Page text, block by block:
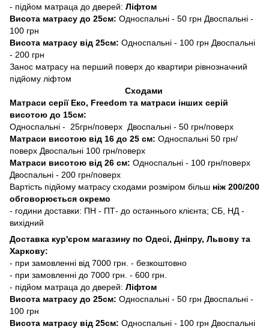
- підйом матраца до дверей: Ліфтом
Висота матрасу до 25см: Односпальні - 50 грн Двоспальні -
100 грн
Висота матрасу від 25см: Односпальні - 100 грн Двоспальні
- 200 грн
Занос матрасу на перший поверх до квартири рівнозначний
підйому ліфтом
Сходами
Матраси серії Еко, Freedom та матраси інших серій
висотою до 15см:
Односпальні - 25грн/поверх Двоспальні - 50 грн/поверх
Матраси висотою від 16 до 25 см: Односпальні 50 грн/
поверх Двоспальні 100 грн/поверх
Матраси висотою від 26 см: Односпальні - 100 грн/поверх
Двоспальні - 200 грн/поверх
Вартість підйому матрасу сходами розміром більш ніж 200/200
обговорюється окремо
- години доставки: ПН - ПТ- до останнього клієнта; СБ, НД -
вихідний
Доставка кур'єром магазину по Одесі, Дніпру, Львову та
Харкову:
- при замовленні від 7000 грн. - безкоштовно
- при замовленні до 7000 грн. - 600 грн.
- підйом матраца до дверей: Ліфтом
Висота матрасу до 25см: Односпальні - 50 грн Двоспальні -
100 грн
Висота матрасу від 25см: Односпальні - 100 грн Двоспальні